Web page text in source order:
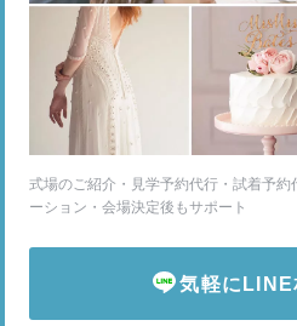
式場のご紹介・見学予約代行・試着予
ーション・会場決定後もサポート
気軽にLINE